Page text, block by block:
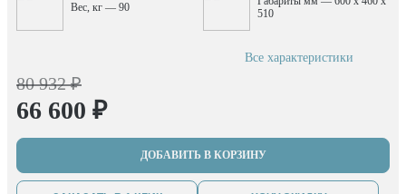
Вес, кг — 90
510
Все характеристики
80 932 ₽
66 600 ₽
ДОБАВИТЬ В КОРЗИНУ